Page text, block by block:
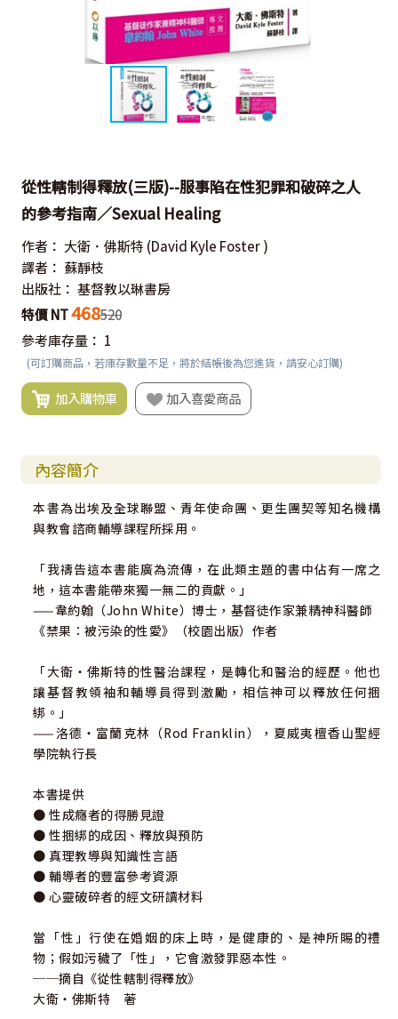
從性轄制得釋放(三版)--服事陷在性犯罪和破碎之人
的參考指南／Sexual Healing
作者： 大衛．佛斯特 (David Kyle Foster )
譯者： 蘇靜枝
出版社： 基督教以琳書房
特價 NT468520
參考庫存量： 1
(可訂購商品，若庫存數量不足，將於結帳後為您進貨，請安心訂購)
加入購物車 加入喜愛商品
內容簡介
本書為出埃及全球聯盟、青年使命團、更生團契等知名機構
與教會諮商輔導課程所採用。
「我禱告這本書能廣為流傳，在此類主題的書中佔有一席之
地，這本書能帶來獨一無二的貢獻。」
——韋約翰（John White）博士，基督徒作家兼精神科醫師
《禁果：被污染的性愛》（校園出版）作者
「大衛‧佛斯特的性醫治課程，是轉化和醫治的經歷。他也
讓基督教領袖和輔導員得到激勵，相信神可以釋放任何捆
綁。」
——洛德‧富蘭克林（Rod Franklin），夏威夷檀香山聖經
學院執行長
本書提供
● 性成癮者的得勝見證
● 性捆綁的成因、釋放與預防
● 真理教導與知識性言語
● 輔導者的豐富參考資源
● 心靈破碎者的經文研讀材料
當「性」行使在婚姻的床上時，是健康的、是神所賜的禮
物；假如污穢了「性」，它會激發罪惡本性。
──摘自《從性轄制得釋放》
大衛‧佛斯特 著